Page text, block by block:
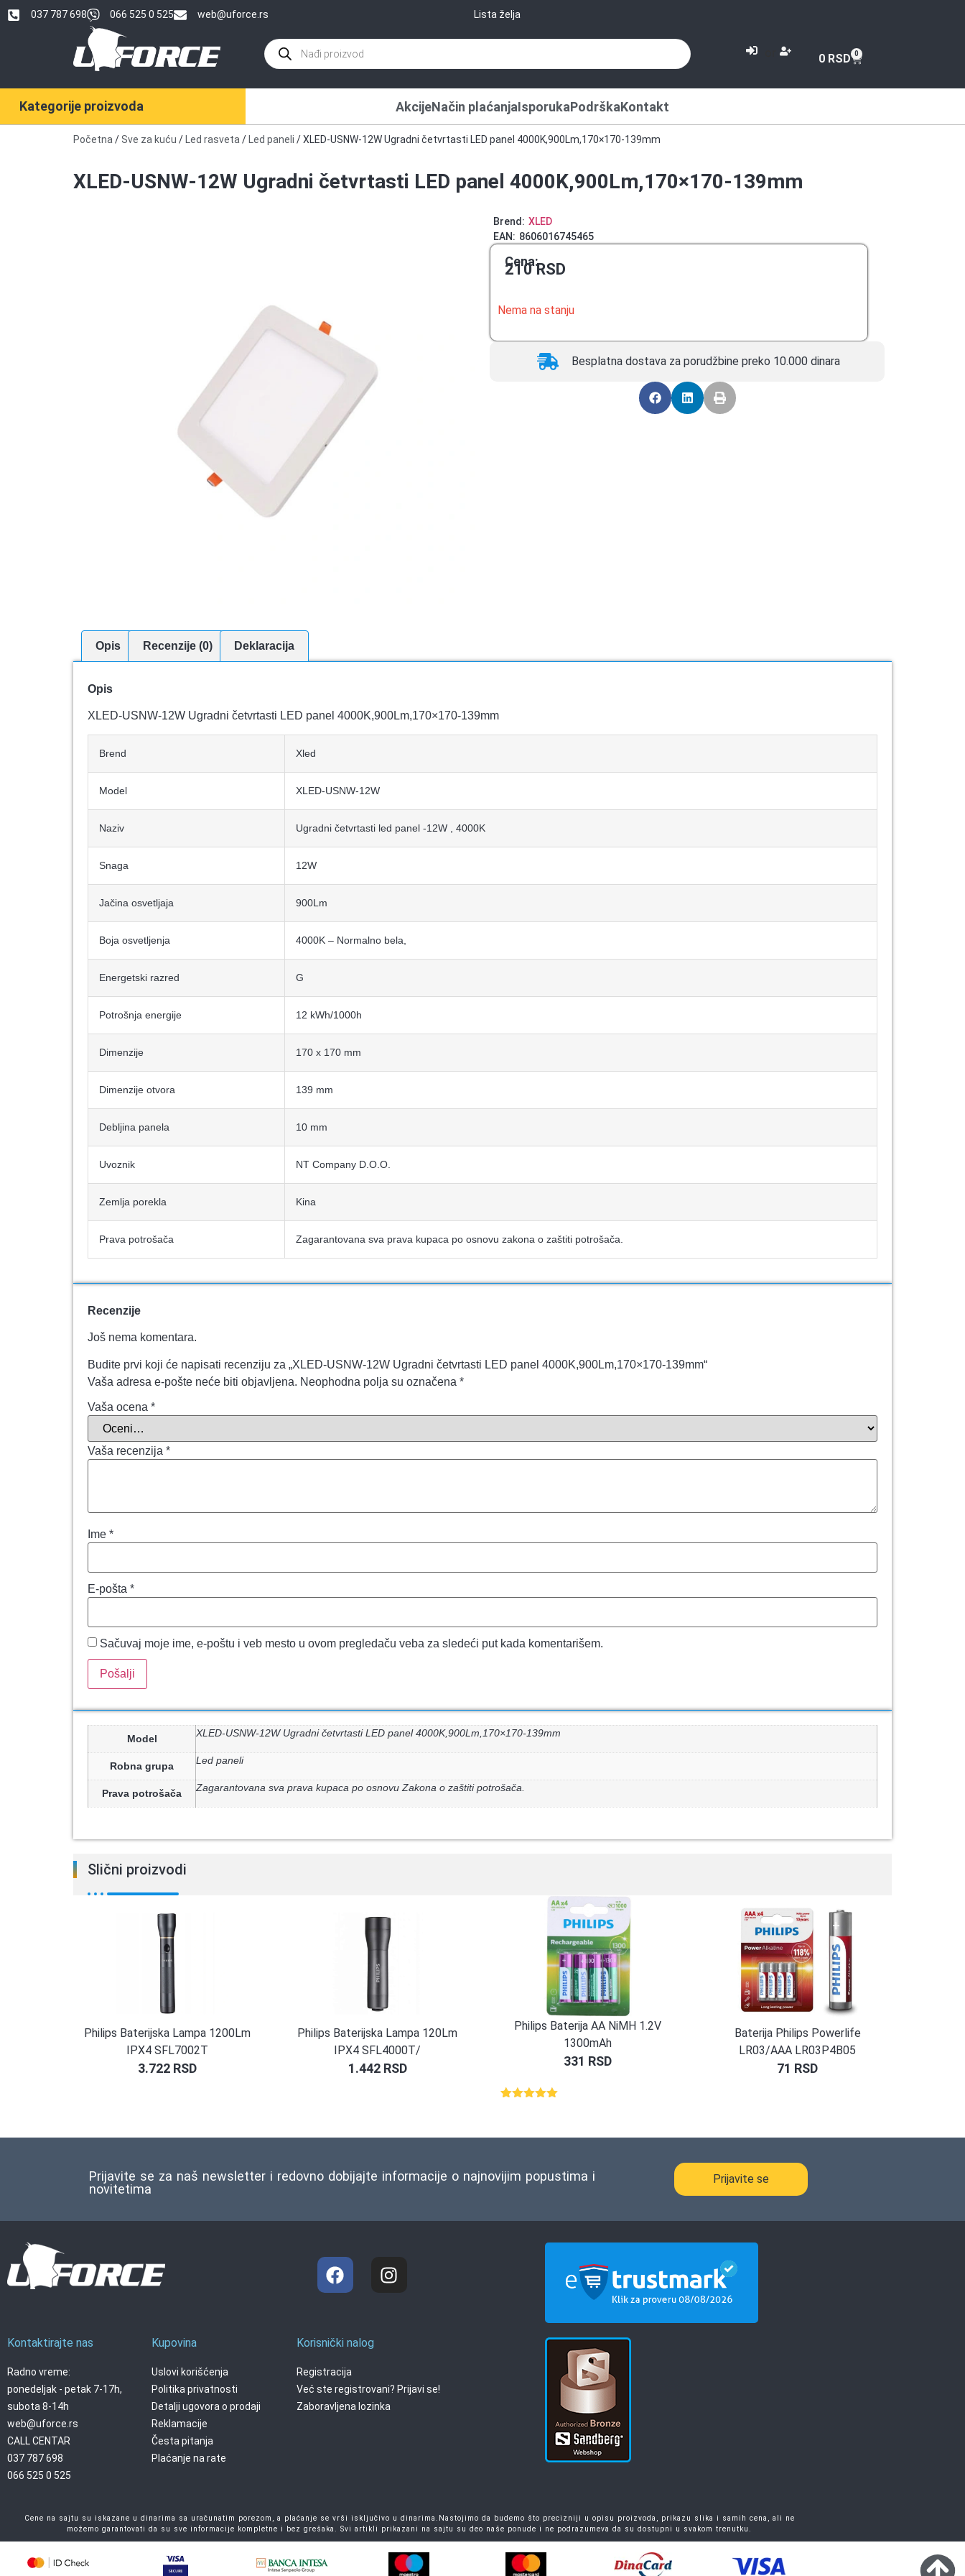
037 787 698 066 525 0 525 web@uforce.rs Lista želja
0 RSD 0
Kategorije proizvoda AkcijeNačin plaćanjaIsporukaPodrškaKontakt
Početna / Sve za kuću / Led rasveta / Led paneli / XLED-USNW-12W Ugradni četvrtasti LED panel 4000K,900Lm,170×170-139mm
XLED-USNW-12W Ugradni četvrtasti LED panel 4000K,900Lm,170×170-139mm
Brend: XLED
EAN: 8606016745465
Cena:
210RSD
Nema na stanju
Besplatna dostava za porudžbine preko 10.000 dinara
Opis Recenzije (0) Deklaracija
Opis
XLED-USNW-12W Ugradni četvrtasti LED panel 4000K,900Lm,170×170-139mm
Brend Xled
Model XLED-USNW-12W
Naziv Ugradni četvrtasti led panel -12W , 4000K
Snaga 12W
Jačina osvetljaja 900Lm
Boja osvetljenja 4000K – Normalno bela,
Energetski razred G
Potrošnja energije 12 kWh/1000h
Dimenzije 170 x 170 mm
Dimenzije otvora 139 mm
Debljina panela 10 mm
Uvoznik NT Company D.O.O.
Zemlja porekla Kina
Prava potrošača Zagarantovana sva prava kupaca po osnovu zakona o zaštiti potrošača.
Recenzije
Još nema komentara.
Budite prvi koji će napisati recenziju za „XLED-USNW-12W Ugradni četvrtasti LED panel 4000K,900Lm,170×170-139mm“
Vaša adresa e-pošte neće biti objavljena. Neophodna polja su označena *
Vaša ocena *
Vaša recenzija *
Ime *
E-pošta *
Sačuvaj moje ime, e-poštu i veb mesto u ovom pregledaču veba za sledeći put kada komentarišem.
Model XLED-USNW-12W Ugradni četvrtasti LED panel 4000K,900Lm,170×170-139mm
Robna grupa Led paneli
Prava potrošača Zagarantovana sva prava kupaca po osnovu Zakona o zaštiti potrošača.
Slični proizvodi
Philips Baterijska Lampa 1200Lm
IPX4 SFL7002T
3.722 RSD
Philips Baterijska Lampa 120Lm
IPX4 SFL4000T/
1.442 RSD
Philips Baterija AA NiMH 1.2V
1300mAh
331 RSD
ocene
Baterija Philips Powerlife
LR03/AAA LR03P4B05
71 RSD
Prijavite se za naš newsletter i redovno dobijajte informacije o najnovijim popustima i
novitetima
Prijavite se
Kontaktirajte nas
Radno vreme:
ponedeljak - petak 7-17h,
subota 8-14h
web@uforce.rs
CALL CENTAR
037 787 698
066 525 0 525
Kupovina
Uslovi korišćenja
Politika privatnosti
Detalji ugovora o prodaji
Reklamacije
Česta pitanja
Plaćanje na rate
Korisnički nalog
Registracija
Već ste registrovani? Prijavi se!
Zaboravljena lozinka
Cene na sajtu su iskazane u dinarima sa uračunatim porezom, a plaćanje se vrši isključivo u dinarima.Nastojimo da budemo što precizniji u opisu proizvoda, prikazu slika i samih cena, ali ne
možemo garantovati da su sve informacije kompletne i bez grešaka. Svi artikli prikazani na sajtu su deo naše ponude i ne podrazumeva da su dostupni u svakom trenutku.